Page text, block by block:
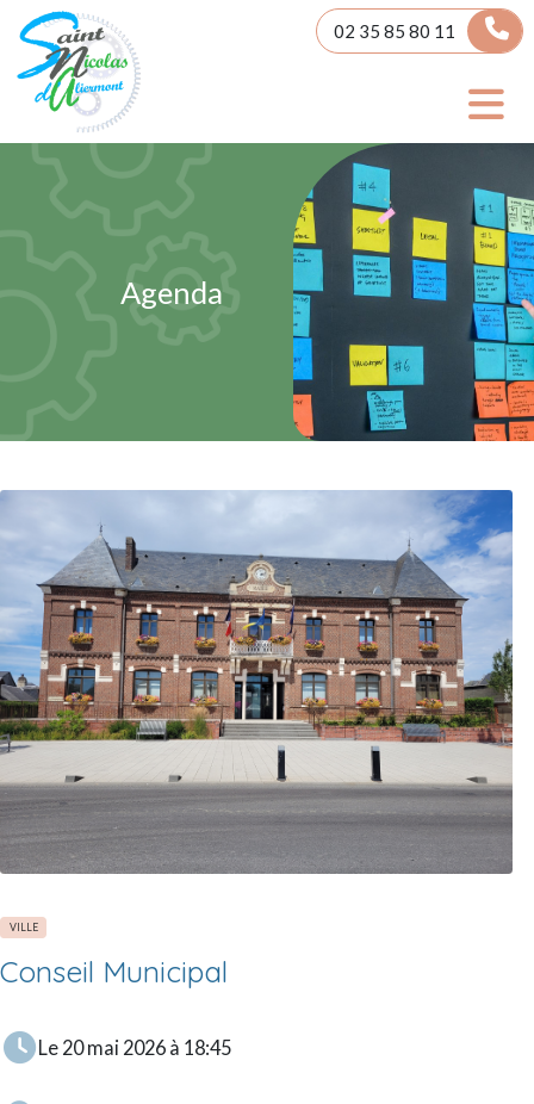
02 35 85 80 11
Agenda
VILLE
Conseil Municipal
Le 20 mai 2026 à 18:45
Panneau de gestion des cookies